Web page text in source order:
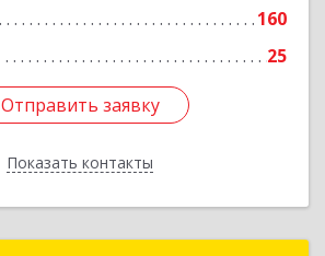
160
25
Отправить заявку
Показать контакты
Подробнее
Отправить заявку
Назад